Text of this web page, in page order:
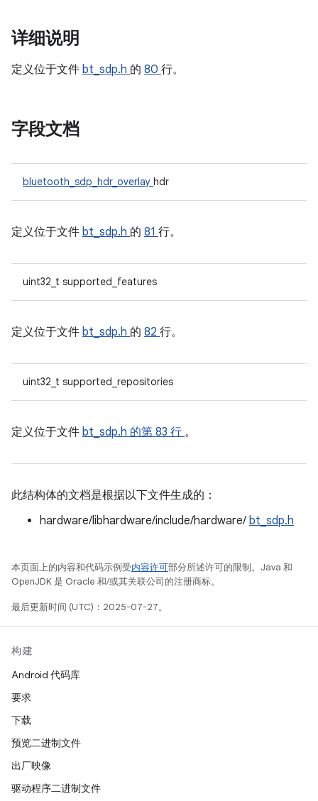
详细说明
定义位于文件 bt_sdp.h 的 80 行。
字段文档
bluetooth_sdp_hdr_overlay hdr
定义位于文件 bt_sdp.h 的 81 行。
uint32_t supported_features
定义位于文件 bt_sdp.h 的 82 行。
uint32_t supported_repositories
定义位于文件 bt_sdp.h 的第 83 行 。
此结构体的文档是根据以下文件生成的：
hardware/libhardware/include/hardware/ bt_sdp.h
本页面上的内容和代码示例受内容许可部分所述许可的限制。Java 和
OpenJDK 是 Oracle 和/或其关联公司的注册商标。
最后更新时间 (UTC)：2025-07-27。
构建
Android 代码库
要求
下载
预览二进制文件
出厂映像
驱动程序二进制文件